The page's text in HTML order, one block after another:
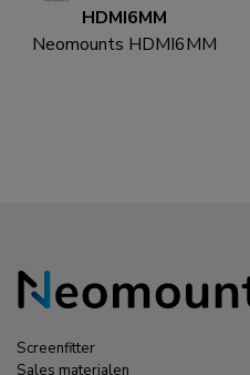
HDMI6MM
Neomounts HDMI6MM
Screenfitter
Sales materialen